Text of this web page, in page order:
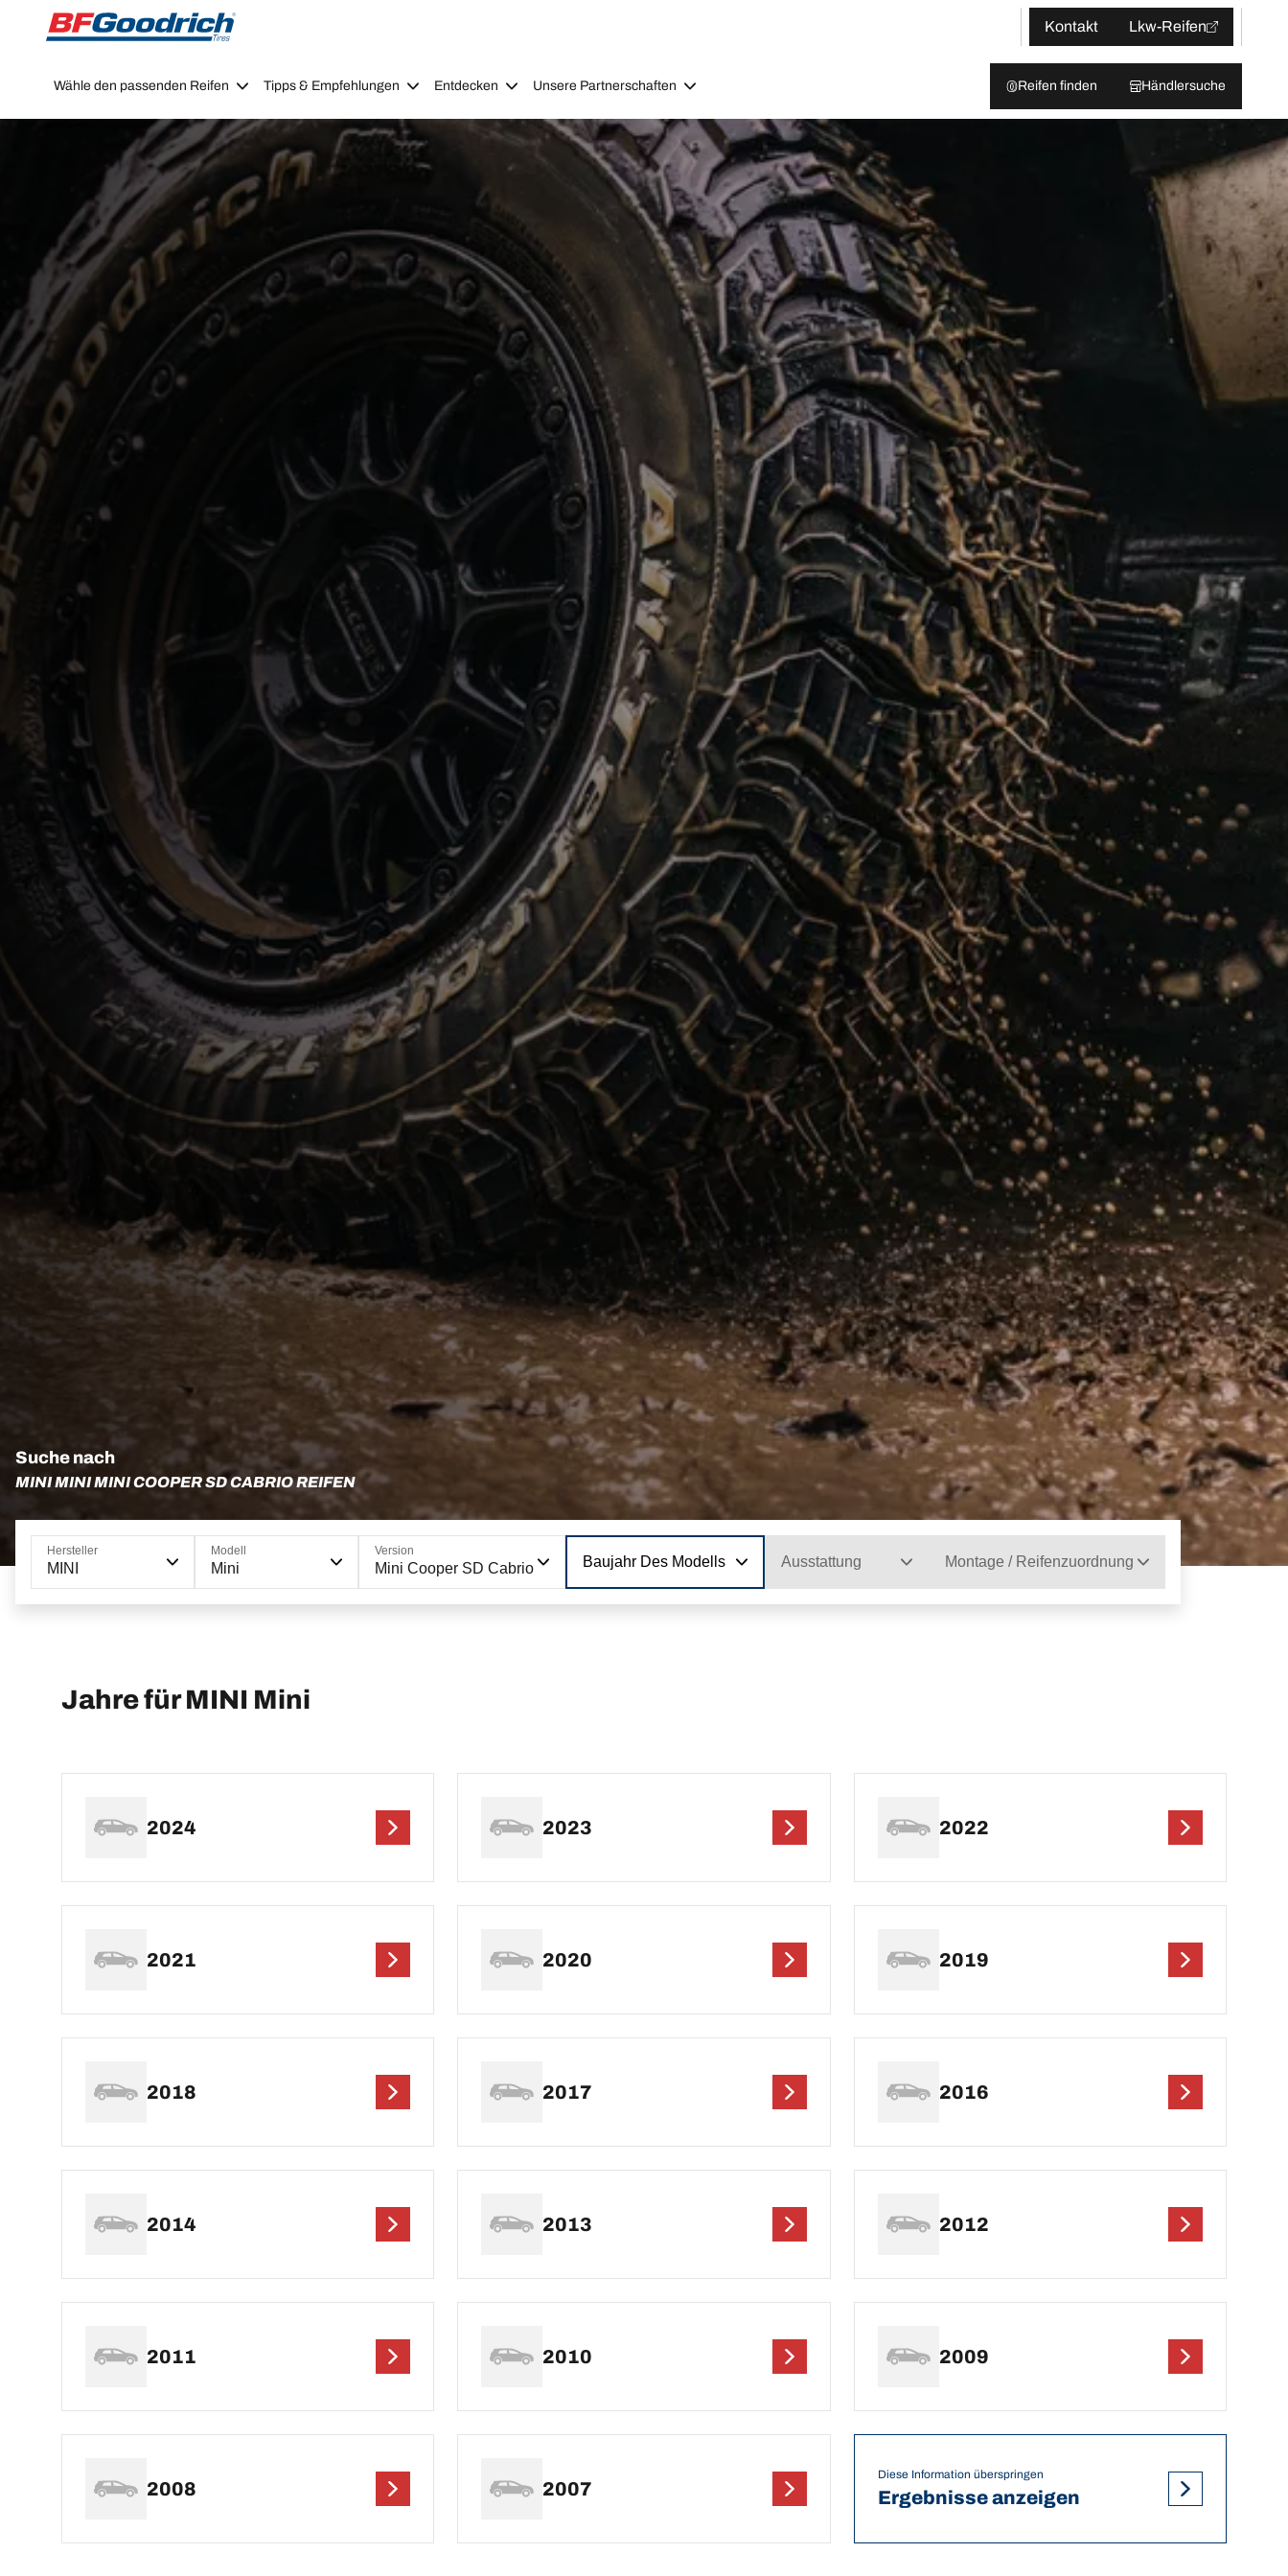
Go to page content
Go to page navigation
Kontakt
Lkw-Reifen
Wähle den passenden Reifen Tipps & Empfehlungen Entdecken Unsere Partnerschaften Reifen finden Händlersuche
Suche nach
MINI MINI MINI COOPER SD CABRIO REIFEN
Hersteller
MINI
Modell
Mini
Version
Mini Cooper SD Cabrio Baujahr Des Modells Ausstattung Montage / Reifenzuordnung
Jahre für MINI Mini
2024 2023 2022
2021 2020 2019
2018 2017 2016
2014 2013 2012
2011 2010 2009
2008 2007
Diese Information überspringen
Ergebnisse anzeigen